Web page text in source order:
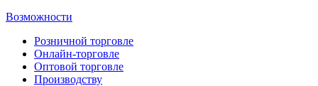
Возможности
Розничной торговле
Онлайн-торговле
Оптовой торговле
Производству